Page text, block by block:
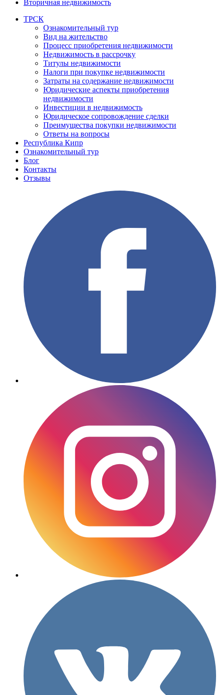
Вторичная недвижимость
ТРСК
Ознакомительный тур
Вид на жительство
Процесс приобретения недвижимости
Недвижимость в рассрочку
Титулы недвижимости
Налоги при покупке недвижимости
Затраты на содержание недвижимости
Юридические аспекты приобретения
недвижимости
Инвестиции в недвижимость
Юридическое сопровождение сделки
Преимущества покупки недвижимости
Ответы на вопросы
Республика Кипр
Ознакомительный тур
Блог
Контакты
Отзывы